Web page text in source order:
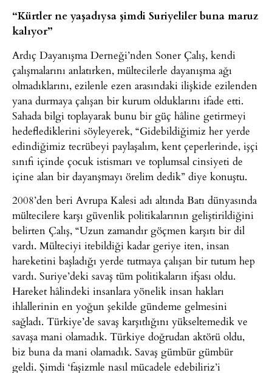
“Kürtler ne yaşadıysa şimdi Suriyeliler buna maruz
kalıyor”
Ardıç Dayanışma Derneği’nden Soner Çalış, kendi
çalışmalarını anlatırken, mültecilerle dayanışma ağı
olmadıklarını, ezilenle ezen arasındaki ilişkide ezilenden
yana durmaya çalışan bir kurum olduklarını ifade etti.
Sahada bilgi toplayarak bunu bir güç hâline getirmeyi
hedeflediklerini söyleyerek, “Gidebildiğimiz her yerde
edindiğimiz tecrübeyi paylaşalım, kent çeperlerinde, işçi
sınıfı içinde çocuk istismarı ve toplumsal cinsiyeti de
içine alan bir dayanşmayı örelim dedik” diye konuştu.
2008’den beri Avrupa Kalesi adı altında Batı dünyasında
mültecilere karşı güvenlik politikalarının geliştirildiğini
belirten Çalış, “Uzun zamandır göçmen karşıtı bir dil
vardı. Mülteciyi itebildiği kadar geriye iten, insan
hareketini başladığı yerde tutmaya çalışan bir tutum hep
vardı. Suriye’deki savaş tüm politikaların ifşası oldu.
Hareket hâlindeki insanlara yönelik insan hakları
ihlallerinin en yoğun şekilde gündeme gelmesini
sağladı. Türkiye’de savaş karşıtlığını yükseltemedik ve
savaşa mani olamadık. Türkiye doğrudan aktörü oldu,
biz buna da mani olamadık. Savaş gümbür gümbür
geldi. Şimdi ‘faşizmle nasıl mücadele edebiliriz’i